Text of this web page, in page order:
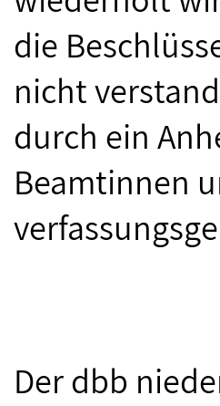
die
nicht
durch ein
Beamtinnen
Der dbb